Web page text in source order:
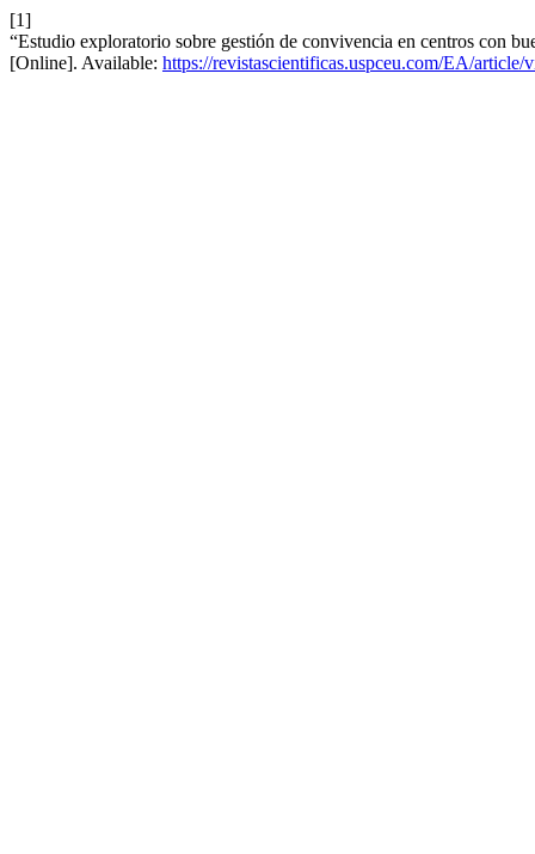
[1]
“Estudio exploratorio sobre gestión de convivencia en centros con
[Online]. Available: https://revistascientificas.uspceu.com/EA/article/